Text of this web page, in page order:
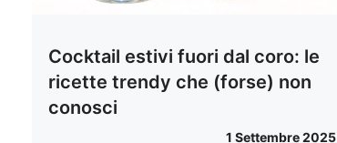
Cocktail estivi fuori dal coro: le
ricette trendy che (forse) non
conosci
1 Settembre 2025